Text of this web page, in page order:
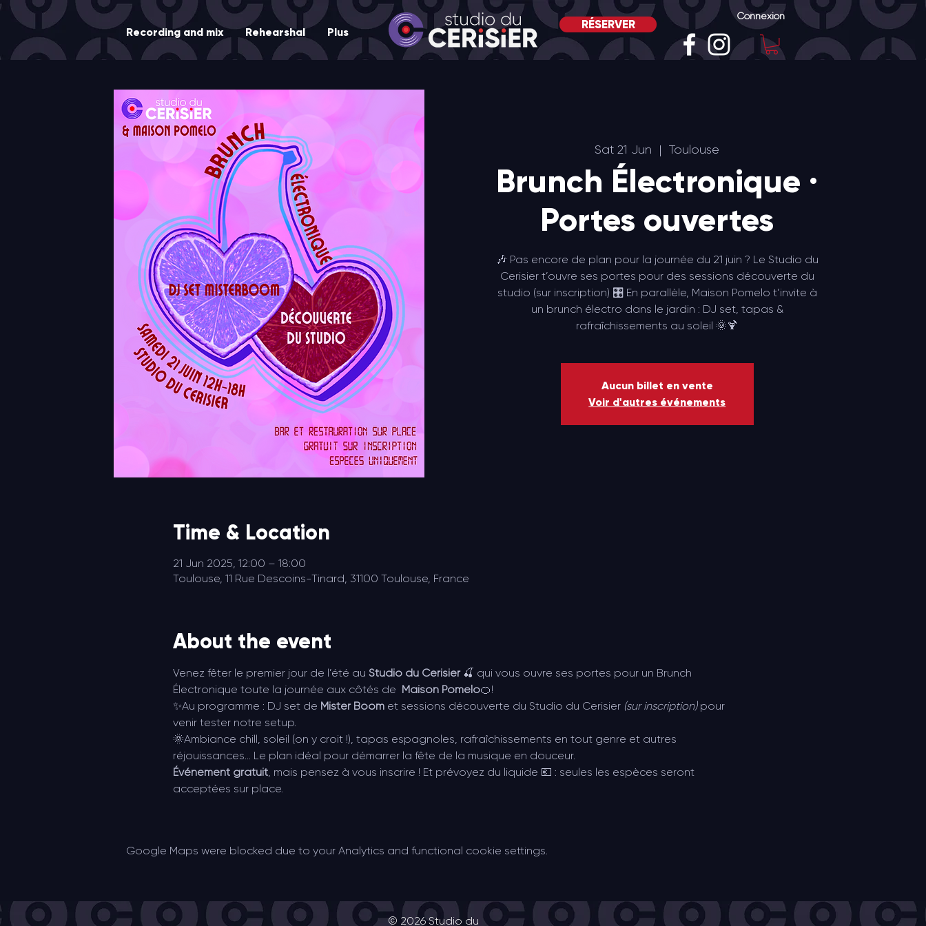
Recording and mix Rehearshal Plus
RÉSERVER
Connexion
Sat 21 Jun
  |
Toulouse
Brunch Électronique ·
Portes ouvertes
🎶 Pas encore de plan pour la journée du 21 juin ? Le Studio du
Cerisier t’ouvre ses portes pour des sessions découverte du
studio (sur inscription) 🎛️ En parallèle, Maison Pomelo t’invite à
un brunch électro dans le jardin : DJ set, tapas &
rafraîchissements au soleil 🌞🍹
Aucun billet en vente
Voir d'autres événements
Time & Location
21 Jun 2025, 12:00 – 18:00
Toulouse, 11 Rue Descoins-Tinard, 31100 Toulouse, France
About the event
Venez fêter le premier jour de l’été au Studio du Cerisier 🍒 qui vous ouvre ses portes pour un Brunch
Électronique toute la journée aux côtés de Maison Pomelo🍊!
✨Au programme : DJ set de Mister Boom et sessions découverte du Studio du Cerisier (sur inscription) pour
venir tester notre setup.
🌞Ambiance chill, soleil (on y croit !), tapas espagnoles, rafraîchissements en tout genre et autres
réjouissances… Le plan idéal pour démarrer la fête de la musique en douceur.
Événement gratuit, mais pensez à vous inscrire ! Et prévoyez du liquide 💶 : seules les espèces seront
acceptées sur place.
Google Maps were blocked due to your Analytics and functional cookie settings.
© 2026 Studio du